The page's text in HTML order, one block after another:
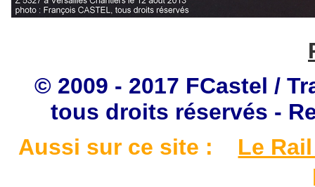
© 2009 - 2017 FCastel /
tous droits réservés -
Aussi sur ce site :
Le